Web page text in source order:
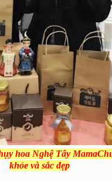
hoa Nghệ Tây
khỏe và sắc đẹp